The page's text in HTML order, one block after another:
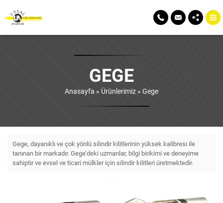
GEGE
Anasayfa » Ürünlerimiz » Gege
Gege, dayanıklı ve çok yönlü silindir kilitlerinin yüksek kalibresi ile
tanınan bir markadır. Gege’deki uzmanlar, bilgi birikimi ve deneyime
sahiptir ve evsel ve ticari mülkler için silindir kilitleri üretmektedir.